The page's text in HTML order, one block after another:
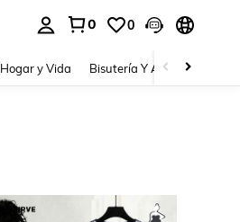
0 0
Hogar y Vida Bisutería Y Accesorios